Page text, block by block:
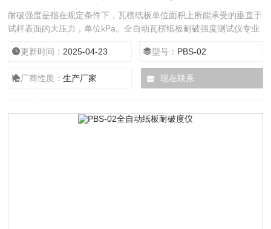
耐破强度是指在规定条件下，瓦楞纸板单位面积上所能承受的垂直于
试样表面的大压力，单位kPa。全自动瓦楞纸板耐破强度测试仪专业
度，为生产、包装提供有效的技术参数依据。
更新时间： 2025-04-23 型号： PBS-02
厂商性质：生产厂家 现在联系